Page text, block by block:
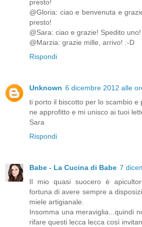
presto!
@Gloria: ciao e benvenuta e
presto!
@Sara: ciao e grazie! Spedito uno!
@Marzia: grazie mille, arrivo! :-D
Rispondi
Unknown 6 dicembre 2012 alle
ti porto il biscotto per lo scambio e
ne approfitto e mi unisco ai tuoi
Sara
Rispondi
Babe - La Cucina di Babe 7
Il mio quasi suocero è
fortuna di avere sempre a
miele artigianale.
Insomma una meraviglia...quindi
rifare questi lecca lecca così